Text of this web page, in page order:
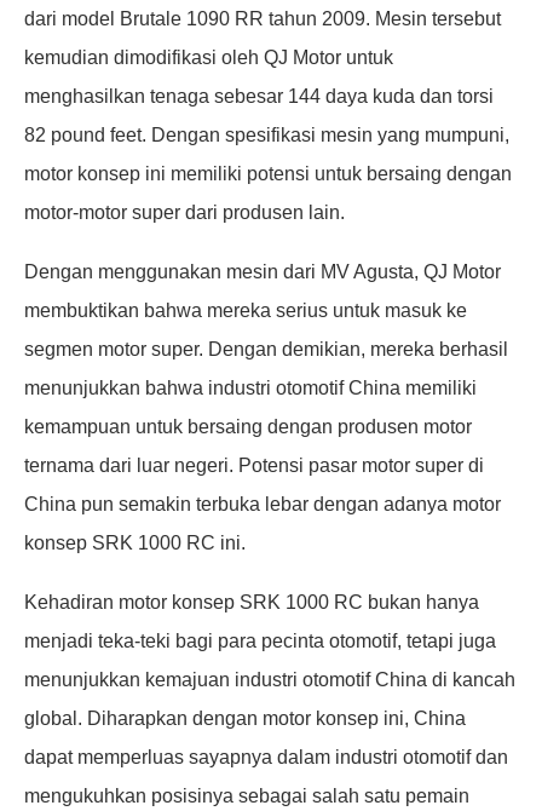
dari model Brutale 1090 RR tahun 2009. Mesin tersebut
kemudian dimodifikasi oleh QJ Motor untuk
menghasilkan tenaga sebesar 144 daya kuda dan torsi
82 pound feet. Dengan spesifikasi mesin yang mumpuni,
motor konsep ini memiliki potensi untuk bersaing dengan
motor-motor super dari produsen lain.
Dengan menggunakan mesin dari MV Agusta, QJ Motor
membuktikan bahwa mereka serius untuk masuk ke
segmen motor super. Dengan demikian, mereka berhasil
menunjukkan bahwa industri otomotif China memiliki
kemampuan untuk bersaing dengan produsen motor
ternama dari luar negeri. Potensi pasar motor super di
China pun semakin terbuka lebar dengan adanya motor
konsep SRK 1000 RC ini.
Kehadiran motor konsep SRK 1000 RC bukan hanya
menjadi teka-teki bagi para pecinta otomotif, tetapi juga
menunjukkan kemajuan industri otomotif China di kancah
global. Diharapkan dengan motor konsep ini, China
dapat memperluas sayapnya dalam industri otomotif dan
mengukuhkan posisinya sebagai salah satu pemain